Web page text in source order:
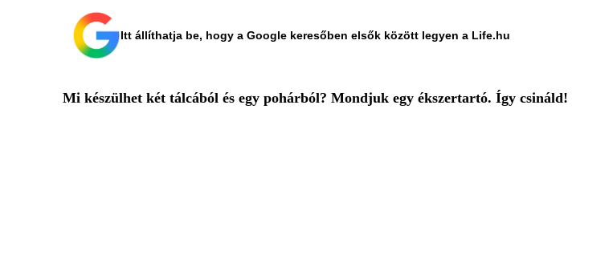
Itt állíthatja be, hogy a Google keresőben elsők között legyen a Life.hu
Mi készülhet két tálcából és egy pohárból? Mondjuk egy ékszertartó. Így csináld!